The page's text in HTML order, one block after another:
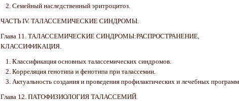
2. Семейный наследственный эритроцитоз.
ЧАСТЬ IV. ТАЛАССЕМИЧЕСКИЕ СИНДРОМЫ.
Глава 11. ТАЛАССЕМИЧЕСКИЕ СИНДРОМЫ:РАСПРОСТРАНЕНИЕ,
КЛАССИФИКАЦИЯ.
1. Классификация основных талассемических синдромов.
2. Корреляция генотипа и фенотипа при талассемии.
3. Актуальность создания и проведения профилактических и лечебных
Глава 12. ПАТОФИЗИОЛОГИЯ ТАЛАССЕМИЙ.